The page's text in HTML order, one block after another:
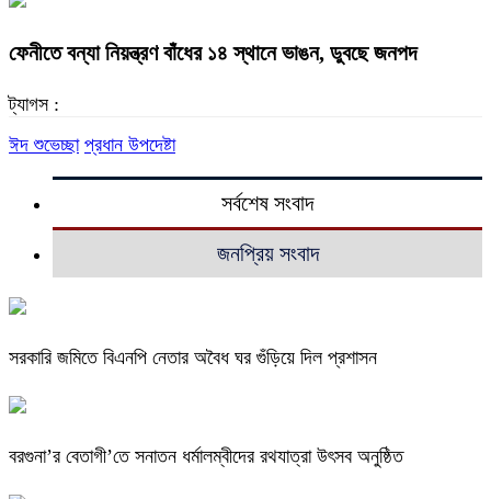
ফেনীতে বন্যা নিয়ন্ত্রণ বাঁধের ১৪ স্থানে ভাঙন, ডুবছে জনপদ
ট্যাগস :
ঈদ শুভেচ্ছা প্রধান উপদেষ্টা
সর্বশেষ সংবাদ
জনপ্রিয় সংবাদ
সরকারি জমিতে বিএনপি নেতার অবৈধ ঘর গুঁড়িয়ে দিল প্রশাসন
বরগুনা’র বেতাগী’তে সনাতন ধর্মালম্বীদের রথযাত্রা উৎসব অনুষ্ঠিত